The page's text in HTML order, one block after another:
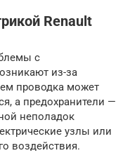
Renault
с
из-за
проводка может
а предохранители —
неполадок
узлы или
воздействия.